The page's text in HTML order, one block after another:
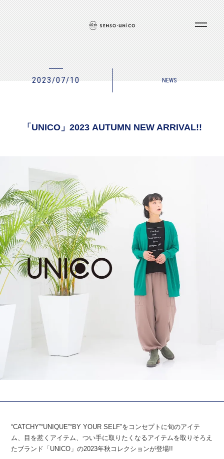
2023/07/10 NEWS
「UNICO」2023 AUTUMN NEW ARRIVAL!!
“CATCHY”“UNIQUE”“BY YOUR SELF”をコンセプトに旬のアイテ
ム、目を惹くアイテム、つい手に取りたくなるアイテムを取りそろえ
たブランド「UNICO」の2023年秋コレクションが登場!!